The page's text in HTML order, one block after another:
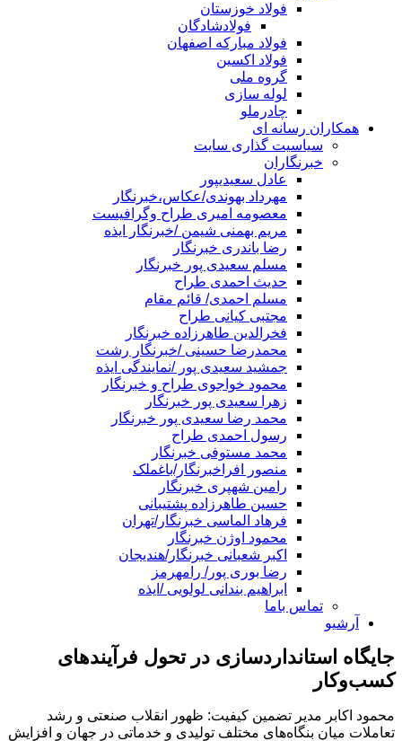
فولاد خوزستان
فولادشادگان
فولاد مبارکه اصفهان
فولاد اکسین
گروه ملی
لوله سازی
چادرملو
همکاران رسانه ای
سیاسیت گذاری سایت
خبرنگاران
عادل سعیدیپور
مهرداد بهوندی/عکاس،خبرنگار
معصومه امیری طراح وگرافیست
مریم بهمنی شیمن /خبرنگار ایذه
رضا باندری خبرنگار
مسلم سعیدی پور خبرنگار
حدیث احمدی طراح
مسلم احمدی/ قائم مقام
مجتبی کیانی طراح
فخرالدین طاهرزاده خبرنگار
محمدرضا حسینی /خبرنگار رشت
جمشید سعیدی پور /نمایندگی ایذه
محمود خواجوی طراح و خبرنگار
زهرا سعیدی پور خبرنگار
محمد رضا سعیدی پور خبرنگار
رسول احمدی طراح
محمد مستوفی خبرنگار
منصور افراخبرنگار/باغملک
رامین شهپری خبرنگار
حسین طاهرزاده پشتیبانی
فرهاد الماسی خبرنگار/تهران
محمود اوژن خبرنگار
اکبر شعبانی خبرنگار/هندیجان
رضا بوری پور/ رامهرمز
ابراهیم بندانی لولویی /ایذه
تماس باما
آرشیو
جایگاه استانداردسازی در تحول فرآیندهای
کسب‌وکار
محمود اکابر مدیر تضمین کیفیت: ظهور انقلاب صنعتی و رشد
تعاملات میان بنگاه‌های مختلف تولیدی و خدماتی در جهان و افزایش